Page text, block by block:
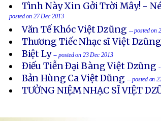
Tình Này Xin Gởi Trời Mây! -
posted on 27 Dec 2013
Văn Tế Khóc Việt Dzũng -- posted on
Thương Tiếc Nhạc sĩ Việt Dzũng
Biệt Ly -- posted on 23 Dec 2013
Ðiếu Tiễn Ðại Bàng Việt Dzũng
Bản Hùng Ca Việt Dũng -- posted on
TƯỞNG NIỆM NHẠC SĨ VIỆT